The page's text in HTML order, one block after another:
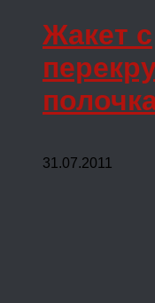
Жакет с
31.07.2011